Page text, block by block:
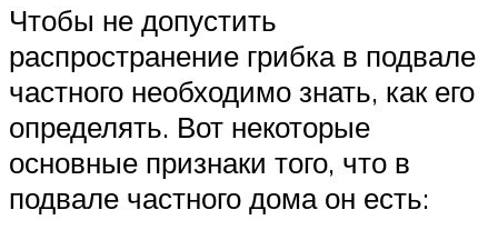
Чтобы не допустить
распространение грибка в подвале
частного необходимо знать, как его
определять. Вот некоторые
основные признаки того, что в
подвале частного дома он есть: